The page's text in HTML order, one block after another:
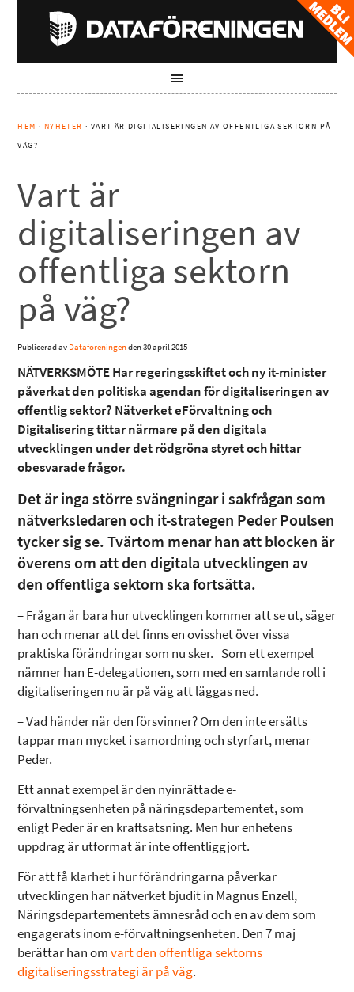
HEM · NYHETER · VART ÄR DIGITALISERINGEN AV OFFENTLIGA SEKTORN PÅ
VÄG?
Vart är
digitaliseringen av
offentliga sektorn
på väg?
Publicerad av Dataföreningenden30 april 2015
NÄTVERKSMÖTE Har regeringsskiftet och ny it-minister
påverkat den politiska agendan för digitaliseringen av
offentlig sektor? Nätverket eFörvaltning och
Digitalisering tittar närmare på den digitala
utvecklingen under det rödgröna styret och hittar
obesvarade frågor.
Det är inga större svängningar i sakfrågan som
nätverksledaren och it-strategen Peder Poulsen
tycker sig se. Tvärtom menar han att blocken är
överens om att den digitala utvecklingen av
den offentliga sektorn ska fortsätta.
– Frågan är bara hur utvecklingen kommer att se ut, säger
han och menar att det finns en ovisshet över vissa
praktiska förändringar som nu sker. Som ett exempel
nämner han E-delegationen, som med en samlande roll i
digitaliseringen nu är på väg att läggas ned.
– Vad händer när den försvinner? Om den inte ersätts
tappar man mycket i samordning och styrfart, menar
Peder.
Ett annat exempel är den nyinrättade e-
förvaltningsenheten på näringsdepartementet, som
enligt Peder är en kraftsatsning. Men hur enhetens
uppdrag är utformat är inte offentliggjort.
För att få klarhet i hur förändringarna påverkar
utvecklingen har nätverket bjudit in Magnus Enzell,
Näringsdepartementets ämnesråd och en av dem som
engagerats inom e-förvaltningsenheten. Den 7 maj
berättar han omvart den offentliga sektorns
digitaliseringsstrategi är på väg.